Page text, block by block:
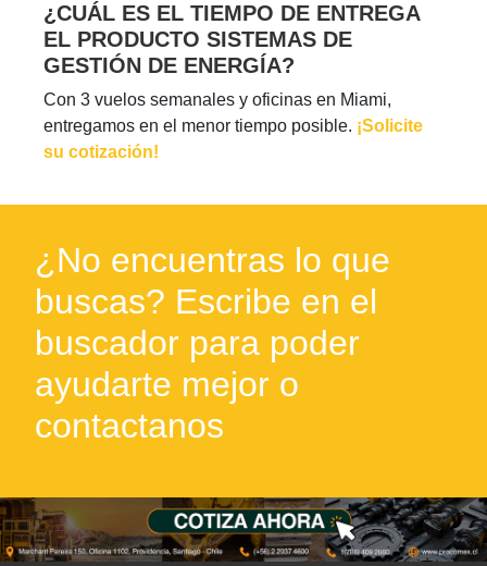
¿CUÁL ES EL TIEMPO DE ENTREGA
EL PRODUCTO SISTEMAS DE
GESTIÓN DE ENERGÍA?
Con 3 vuelos semanales y oficinas en Miami,
entregamos en el menor tiempo posible. ¡Solicite
su cotización!
¿No encuentras lo que
buscas? Escribe en el
buscador para poder
ayudarte mejor o
contactanos